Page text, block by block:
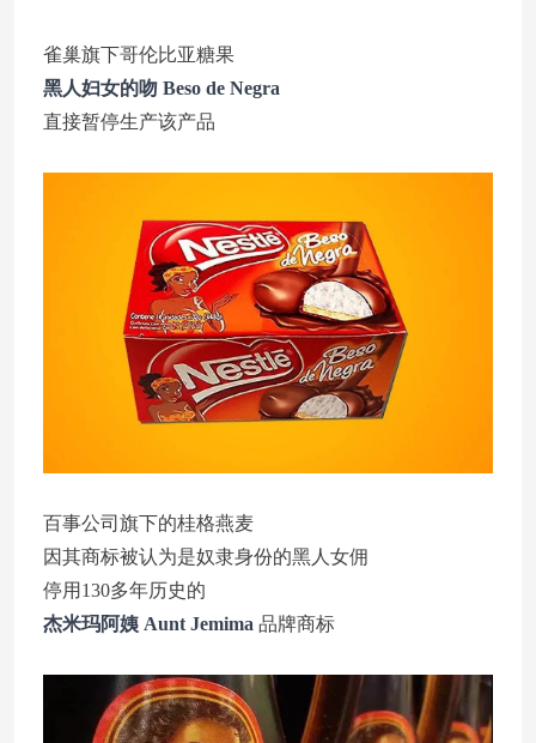
雀巢旗下哥伦比亚糖果
黑人妇女的吻 Beso de Negra
直接暂停生产该产品
百事公司旗下的桂格燕麦
因其商标被认为是奴隶身份的黑人女佣
停用130多年历史的
杰米玛阿姨 Aunt Jemima 品牌商标